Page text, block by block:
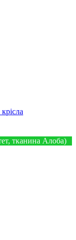
тканина Алоба)